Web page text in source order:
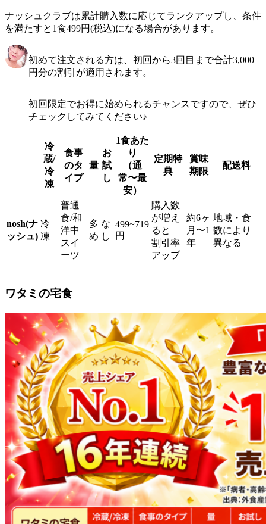
ナッシュクラブは累計購入数に応じてランクアップし、条件
を満たすと1食499円(税込)になる場合があります。
初めて注文される方は、初回から3回目まで合計3,000
円分の割引が適用されます。
初回限定でお得に始められるチャンスですので、ぜひ
チェックしてみてください♪
冷
蔵/
冷
凍
食事
のタ
イプ
量
お
試
し
1食あた
り
（通
常〜最
安）
定期特
典
賞味
期限
配送料
nosh(ナ
ッシュ)
冷
凍
普通
食/和
洋中
スイ
ーツ
多
め
な
し
499~719
円
購入数
が増え
ると
割引率
アップ
約6ヶ
月〜1
年
地域・食
数により
異なる
ワタミの宅食